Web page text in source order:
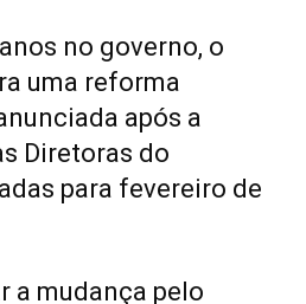
no governo, o
uma reforma
após a
Diretoras do
para fevereiro de
a mudança pelo